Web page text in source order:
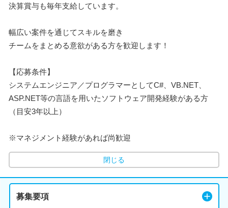
決算賞与も毎年支給しています。
幅広い案件を通じてスキルを磨き
チームをまとめる意欲がある方を歓迎します！
【応募条件】
システムエンジニア／プログラマーとしてC#、VB.NET、
ASP.NET等の言語を用いたソフトウェア開発経験がある方
（目安3年以上）
※マネジメント経験があれば尚歓迎
閉じる
募集要項